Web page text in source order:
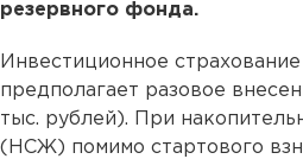
резервного фонда.
Инвестиционное
предполагает разовое
тыс. рублей). При
(НСЖ) помимо стартового